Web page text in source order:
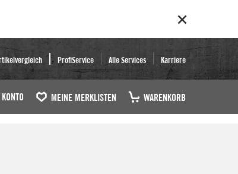
ProfiService Alle Services Karriere
MEINE MERKLISTEN WARENKORB